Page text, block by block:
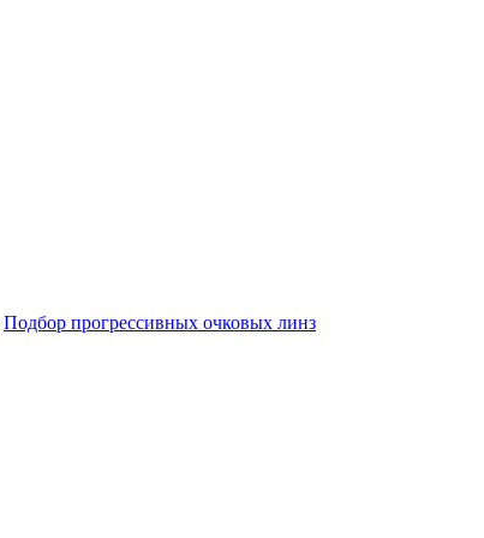
Подбор прогрессивных очковых линз